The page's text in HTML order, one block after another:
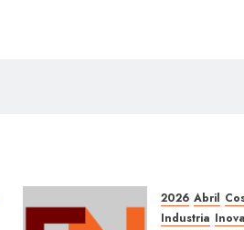
2026 Abril
Industria